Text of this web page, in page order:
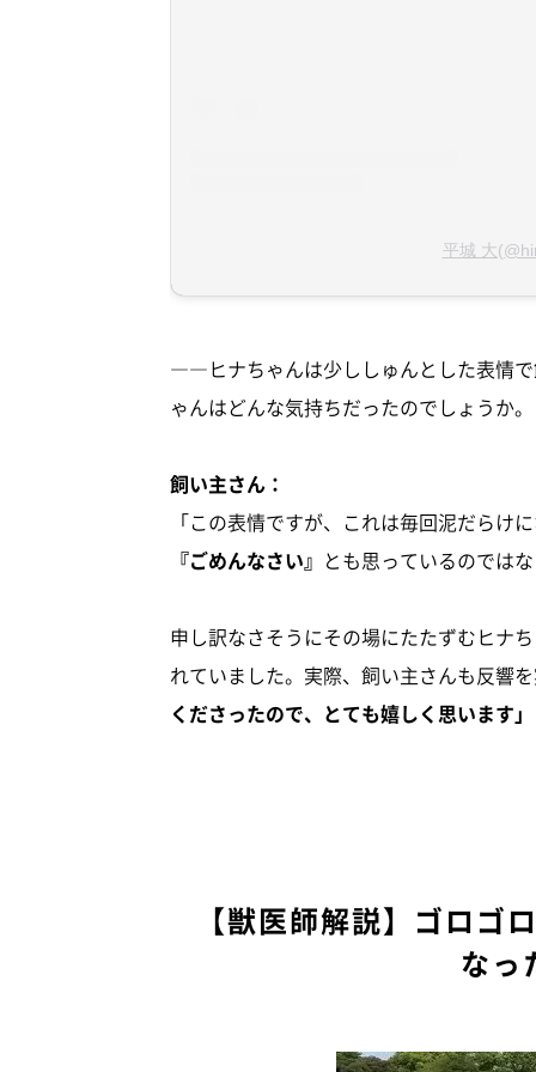
平城 大
――ヒナちゃんは少ししゅんとした表情
ゃんはどんな気持ちだったのでしょうか。
飼い主さん：
「この表情ですが、これは毎回泥だらけ
『ごめんなさい』 とも思っているのでは
申し訳なさそうにその場にたたずむヒナ
れていました。実際、飼い主さんも反響
くださったので、とても嬉しく思います」
【獣医師解説】ゴロゴ
なっ